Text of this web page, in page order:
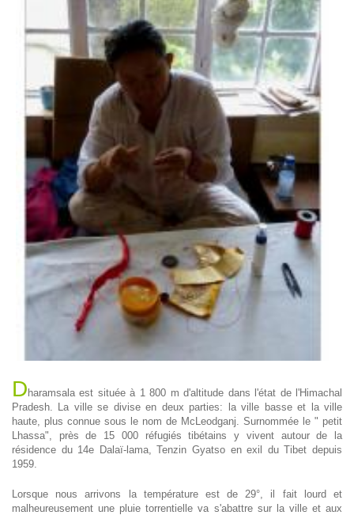
Dharamsala est située à 1 800 m d'altitude dans l'état de l'Himachal
Pradesh. La ville se divise en deux parties: la ville basse et la ville
haute, plus connue sous le nom de McLeodganj. Surnommée le " petit
Lhassa", près de 15 000 réfugiés tibétains y vivent autour de la
résidence du 14e Dalaï-lama, Tenzin Gyatso en exil du Tibet depuis
1959.
Lorsque nous arrivons la température est de 29°, il fait lourd et
malheureusement une pluie torrentielle va s'abattre sur la ville et aux